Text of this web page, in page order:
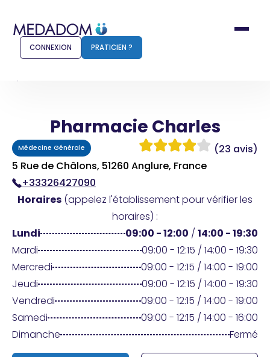
Comment ça marche ?
Pour les patients
Pharmacien
Connexion
Praticien ?
CONNEXION PRATICIEN ?
Pharmacie Charles
Médecine Générale
(23 avis)
5 Rue de Châlons, 51260 Anglure, France
+33326427090
Horaires (appelez l'établissement pour vérifier les
horaires) :
Lundi
09:00 - 12:00 / 14:00 - 19:30
Mardi
09:00 - 12:15 / 14:00 - 19:30
Mercredi
09:00 - 12:15 / 14:00 - 19:00
Jeudi
09:00 - 12:15 / 14:00 - 19:30
Vendredi
09:00 - 12:15 / 14:00 - 19:00
Samedi
09:00 - 12:15 / 14:00 - 16:00
Dimanche
Fermé